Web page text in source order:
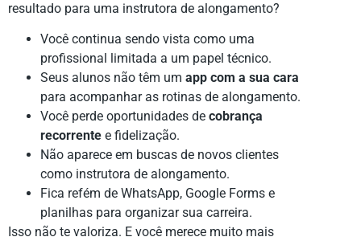
resultado para uma instrutora de alongamento?
Você continua sendo vista como uma
profissional limitada a um papel técnico.
Seus alunos não têm um app com a sua cara
para acompanhar as rotinas de alongamento.
Você perde oportunidades de cobrança
recorrente e fidelização.
Não aparece em buscas de novos clientes
como instrutora de alongamento.
Fica refém de WhatsApp, Google Forms e
planilhas para organizar sua carreira.
Isso não te valoriza. E você merece muito mais